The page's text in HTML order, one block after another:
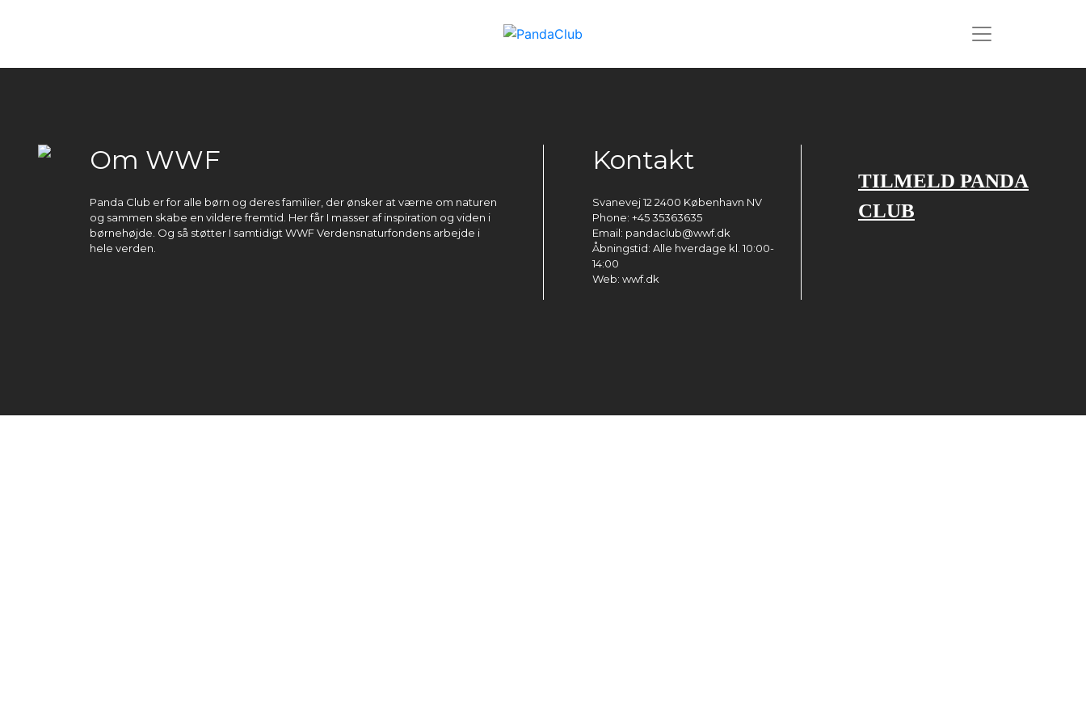
Om WWF
Panda Club er for alle børn og deres familier, der ønsker at værne om naturen
og sammen skabe en vildere fremtid. Her får I masser af inspiration og viden i
børnehøjde. Og så støtter I samtidigt WWF Verdensnaturfondens arbejde i
hele verden.
Kontakt
Svanevej 12 2400 København NV
Phone: +45 35363635
Email: pandaclub@wwf.dk
Åbningstid: Alle hverdage kl. 10:00-
14:00
Web: wwf.dk
TILMELD PANDA
CLUB